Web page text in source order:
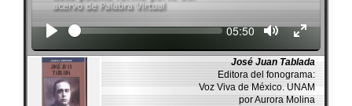
Seek Current
05:50
José Juan Tablada
Editora del fonograma:
Voz Viva de México. UNAM
por Aurora Molina